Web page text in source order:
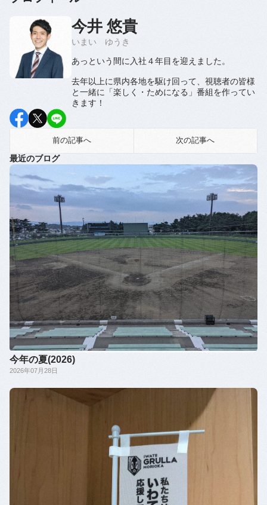
いまい ゆうき
今井 悠貴
あっという間に入社４年目を迎えました。
去年以上に県内各地を駆け回って、視聴者の皆様
と一緒に「楽しく・ためになる」番組を作ってい
きます！
前の記事へ 次の記事へ
最近のブログ
今年の夏(2026)
2026年07月28日